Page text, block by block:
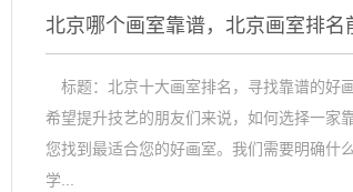
北京哪个画室靠谱，北京画室排名
标题：北京十大画室排名，寻找靠谱的好
希望提升技艺的朋友们来说，如何选择一家
您找到最适合您的好画室。我们需要明确什
学...